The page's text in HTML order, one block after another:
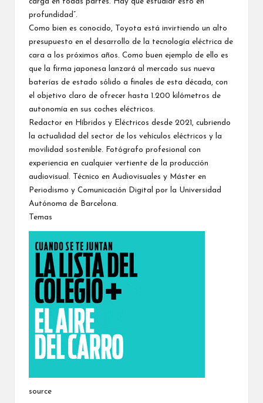
profundidad”.
Como bien es conocido, Toyota está invirtiendo un alto
presupuesto en el desarrollo de la tecnología eléctrica de
cara a los próximos años. Como buen ejemplo de ello es
que la firma japonesa lanzará al mercado sus nueva
baterías de estado sólido a finales de esta década, con
el objetivo claro de ofrecer hasta 1.200 kilómetros de
autonomía en sus coches eléctricos.
Redactor en Híbridos y Eléctricos desde 2021, cubriendo
la actualidad del sector de los vehículos eléctricos y la
movilidad sostenible. Fotógrafo profesional con
experiencia en cualquier vertiente de la producción
audiovisual. Técnico en Audiovisuales y Máster en
Periodismo y Comunicación Digital por la Universidad
Autónoma de Barcelona.
Temas
source